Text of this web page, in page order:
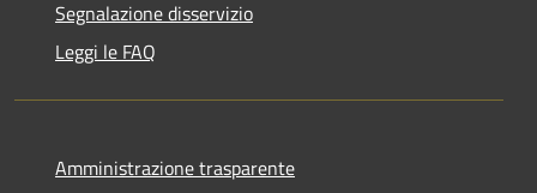
Segnalazione disservizio
Leggi le FAQ
Amministrazione trasparente